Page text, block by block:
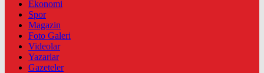
Ekonomi
Spor
Magazin
Foto Galeri
Videolar
Yazarlar
Gazeteler